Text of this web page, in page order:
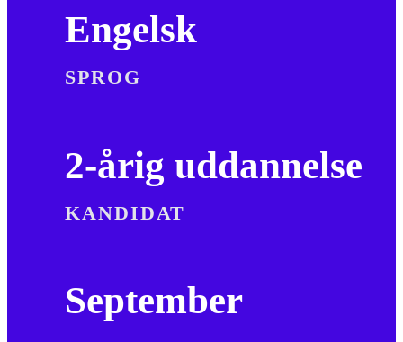
Engelsk
SPROG
2-årig uddannelse
KANDIDAT
September